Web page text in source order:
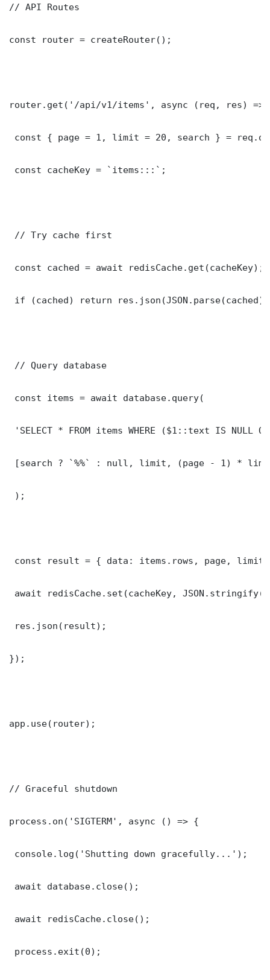
// API Routes
const router = createRouter();
router.get('/api/v1/items', async (req, res) =>
const { page = 1, limit = 20, search } =
const cacheKey = `items:::`;
// Try cache first
const cached = await redisCache.get(cacheKey);
if (cached) return
// Query database
const items = await database.query(
'SELECT * FROM items WHERE ($1::text IS NULL
[search ? `%%` : null, limit, (page - 1) *
);
const result = { data: items.rows, page,
await redisCache.set(cacheKey,
res.json(result);
});
app.use(router);
// Graceful shutdown
process.on('SIGTERM', async () => {
console.log('Shutting down gracefully...');
await database.close();
await redisCache.close();
process.exit(0);